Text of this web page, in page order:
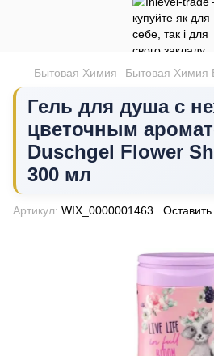
Бытовая Химия Бытовая Химия
Гель для душа с
цветочным
Duschgel Flower
300 мл
Артикул: WIX_0000001463